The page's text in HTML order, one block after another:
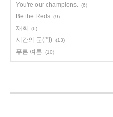
You're our champions. (6)
Be the Reds (9)
재회 (6)
시간의 문(門) (13)
푸른 여름 (10)